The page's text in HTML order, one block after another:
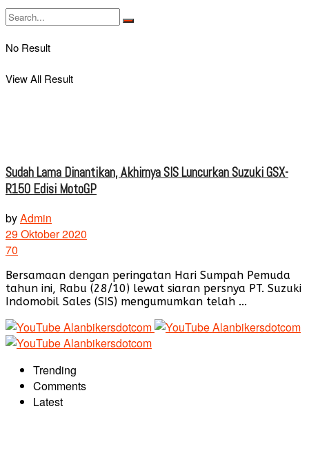
No Result
View All Result
Sudah Lama Dinantikan, Akhirnya SIS Luncurkan Suzuki GSX-
R150 Edisi MotoGP
byAdmin
29 Oktober 2020
70
Bersamaan dengan peringatan Hari Sumpah Pemuda
tahun ini, Rabu (28/10) lewat siaran persnya PT. Suzuki
Indomobil Sales (SIS) mengumumkan telah ...
Trending
Comments
Latest